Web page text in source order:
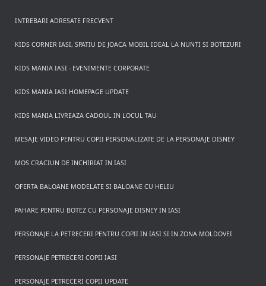
INTREBARI ADRESATE FRECVENT
KIDS CORNER IASI, SPATIU DE JOACA MOBIL IDEAL LA NUNTI SI BOTEZURI
KIDS MANIA IASI - EVENIMENTE CORPORATE
KIDS MANIA IASI HOMEPAGE UPDATE
KIDS MANIA LIVREAZA CADOUL IN LOCUL TAU
MESAJE VIDEO PENTRU COPII PERSONALIZATE DE LA PERSONAJE DISNEY
MOS CRACIUN DE INCHIRIAT IN IASI
OFERTA BALOANE MODELATE SI BALOANE CU HELIU
PAHARE PENTRU BOTEZ CU PERSONAJE DISNEY IN IASI
PERSONAJE LA PETRECERI PENTRU COPII IN IASI SI IN ZONA MOLDOVEI
PERSONAJE PETRECERI COPII IASI
PERSONAJE PETRECERI COPII UPDATE